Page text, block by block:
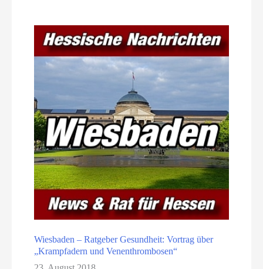
Wiesbaden – Ratgeber Gesundheit: Vortrag über
„Krampfadern und Venenthrombosen“